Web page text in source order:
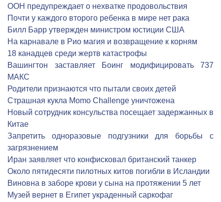
ООН предупреждает о нехватке продовольствия
Почти у каждого второго ребенка в мире нет рака
Билл Барр утвержден министром юстиции США
На карнавале в Рио магия и возвращение к корням
18 канадцев среди жертв катастрофы
Вашингтон заставляет Боинг модифицировать 737
МАКС
Родители признаются что пытали своих детей
Страшная кукла Momo Challenge уничтожена
Новый сотрудник консульства посещает задержанных в
Китае
Запретить одноразовые подгузники для борьбы с
загрязнением
Иран заявляет что конфисковал британский танкер
Около пятидесяти пилотных китов погибли в Исландии
Виновна в заборе крови у сына на протяжении 5 лет
Музей вернет в Египет украденный саркофаг